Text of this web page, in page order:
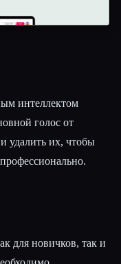
интеллектом
голос от
удалить их, чтобы
для новичков, так и